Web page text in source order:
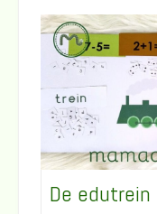
De edutrein